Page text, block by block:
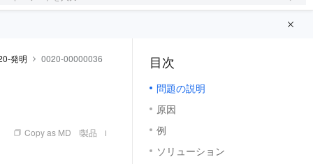
発明 0020-00000036
Copy as MD 製品
目次
問題の説明
原因
例
ソリューション